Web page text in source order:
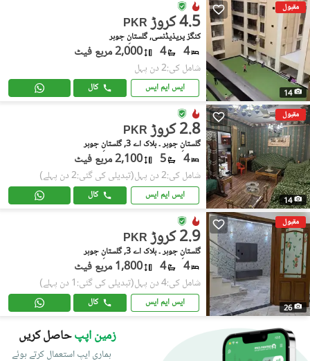
مقبول
14
PKR 4.5 کروڑ
کنگز پریذیڈنسی, گلستانِ جوہر
4
4 2,000 مربع فیٹ
شامل کی:2 دن پہل
ایس ایم ایس کال
مقبول
14
PKR 2.8 کروڑ
گلستانِِ جوہر ۔ بلاک اے 3, گلستانِ جوہر
4
5 2,100 مربع فیٹ
شامل کی:2 دن پہل (تبدیلی کی گئی:2 دن پہلے)
ایس ایم ایس کال
مقبول
26
PKR 2.9 کروڑ
گلستانِِ جوہر ۔ بلاک اے 3, گلستانِ جوہر
4
4 1,800 مربع فیٹ
شامل کی:4 دن پہل (تبدیلی کی گئی:1 دن پہلے)
ایس ایم ایس کال
زمین اپپحاصل کریں
ہماری ایپ استعمال کرتے ہوئے